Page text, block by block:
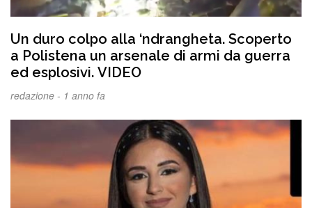
Un duro colpo alla ‘ndrangheta. Scoperto
a Polistena un arsenale di armi da guerra
ed esplosivi. VIDEO
redazione - 1 anno fa